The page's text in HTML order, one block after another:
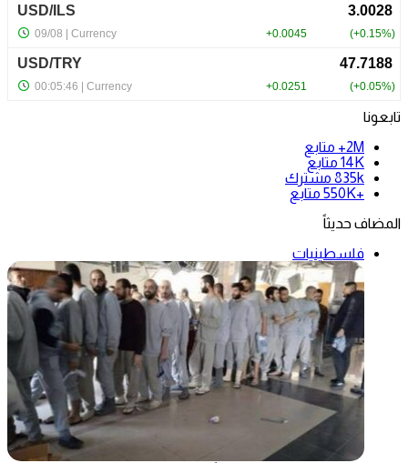
تابعونا
2M+
متابع
14K متابع
835k مشترك
+550K
متابع
المضاف حديثاً
فلسطينيات